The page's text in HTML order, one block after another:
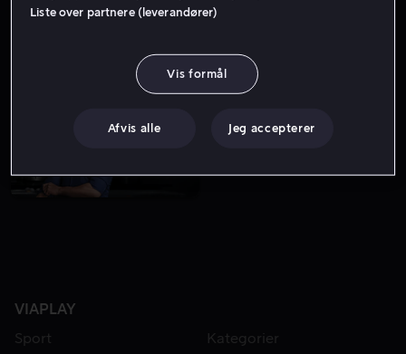
VIAPLAY
Sport
Kategorier
Liste over partnere (leverandører)
Vis formål
Afvis alle Jeg accepterer